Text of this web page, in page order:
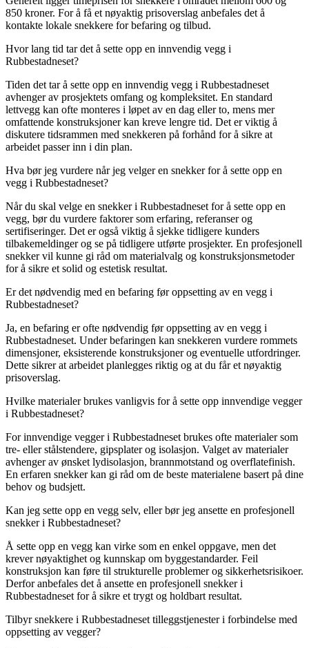
850 kroner. For å få et nøyaktig prisoverslag anbefales det å
kontakte lokale snekkere for befaring og tilbud.
Hvor lang tid tar det å sette opp en innvendig vegg i
Rubbestadneset?
Tiden det tar å sette opp en innvendig vegg i Rubbestadneset
avhenger av prosjektets omfang og kompleksitet. En standard
lettvegg kan ofte monteres i løpet av en dag eller to, mens mer
omfattende konstruksjoner kan kreve lengre tid. Det er viktig å
diskutere tidsrammen med snekkeren på forhånd for å sikre at
arbeidet passer inn i din plan.
Hva bør jeg vurdere når jeg velger en snekker for å sette opp en
vegg i Rubbestadneset?
Når du skal velge en snekker i Rubbestadneset for å sette opp en
vegg, bør du vurdere faktorer som erfaring, referanser og
sertifiseringer. Det er også viktig å sjekke tidligere kunders
tilbakemeldinger og se på tidligere utførte prosjekter. En profesjonell
snekker vil kunne gi råd om materialvalg og konstruksjonsmetoder
for å sikre et solid og estetisk resultat.
Er det nødvendig med en befaring før oppsetting av en vegg i
Rubbestadneset?
Ja, en befaring er ofte nødvendig før oppsetting av en vegg i
Rubbestadneset. Under befaringen kan snekkeren vurdere rommets
dimensjoner, eksisterende konstruksjoner og eventuelle utfordringer.
Dette sikrer at arbeidet planlegges riktig og at du får et nøyaktig
prisoverslag.
Hvilke materialer brukes vanligvis for å sette opp innvendige vegger
i Rubbestadneset?
For innvendige vegger i Rubbestadneset brukes ofte materialer som
tre- eller stålstendere, gipsplater og isolasjon. Valget av materialer
avhenger av ønsket lydisolasjon, brannmotstand og overflatefinish.
En erfaren snekker kan gi råd om de beste materialene basert på dine
behov og budsjett.
Kan jeg sette opp en vegg selv, eller bør jeg ansette en profesjonell
snekker i Rubbestadneset?
Å sette opp en vegg kan virke som en enkel oppgave, men det
krever nøyaktighet og kunnskap om byggestandarder. Feil
konstruksjon kan føre til strukturelle problemer og sikkerhetsrisikoer.
Derfor anbefales det å ansette en profesjonell snekker i
Rubbestadneset for å sikre et trygt og holdbart resultat.
Tilbyr snekkere i Rubbestadneset tilleggstjenester i forbindelse med
oppsetting av vegger?